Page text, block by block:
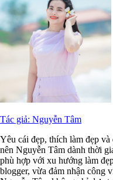
Tác giả: Nguyễn Tâm
Yêu cái đẹp, thích làm đẹp
nên Nguyễn Tâm dành thời
phù hợp với xu hướng làm
blogger, vừa đảm nhận công